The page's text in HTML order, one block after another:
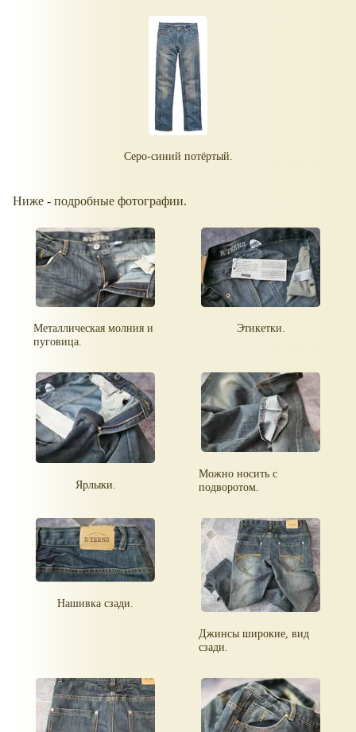
Серо-синий потёртый.
Ниже - подробные фотографии.
Металлическая молния и
пуговица.
Этикетки.
Ярлыки.
Можно носить с
подворотом.
Нашивка сзади.
Джинсы широкие, вид
сзади.